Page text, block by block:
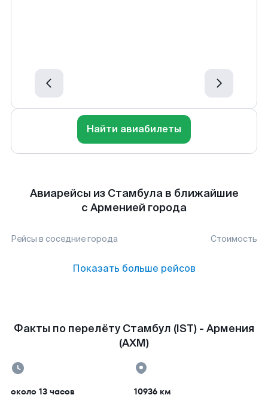
Найти авиабилеты
Авиарейсы из Стамбула в ближайшие
с Арменией города
Рейсы в соседние города Стоимость
Показать больше рейсов
Факты по перелёту Стамбул (IST) - Армения
(AXM)
около 13 часов 10936 км